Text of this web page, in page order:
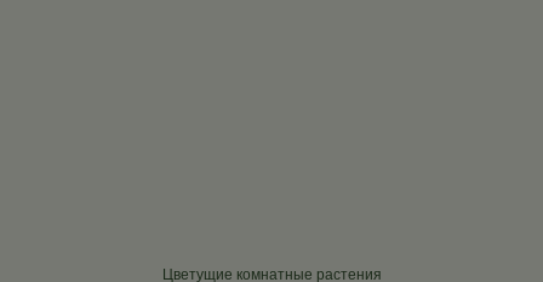
Цветущие комнатные растения